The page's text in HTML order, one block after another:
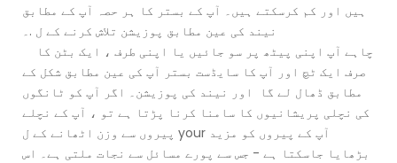
ہیں اور کم کرسکتے ہیں۔ آپ کے بستر کا ہر حصہ آپ کے مطابق
نیند کی عین مطابق پوزیشن تلاش کرنے کے ل .۔
صرف ایک ٹچ اور آپ کا سایڈست بستر آپ کی عین مطابق شکل کے
مطابق ڈھال لے گا اور نیند کی پوزیشن۔ اگر آپ کو ٹانگوں
کی نچلی پریشانیوں کا سامنا کرنا پڑتا ہے تو ، آپ کے نچلے
پیروں سے وزن اٹھانے کے ل your آپ کے پیروں کو مزید
بڑھایا جاسکتا ہے - جس سے پورے مسائل سے نجات ملتی ہے۔ اس